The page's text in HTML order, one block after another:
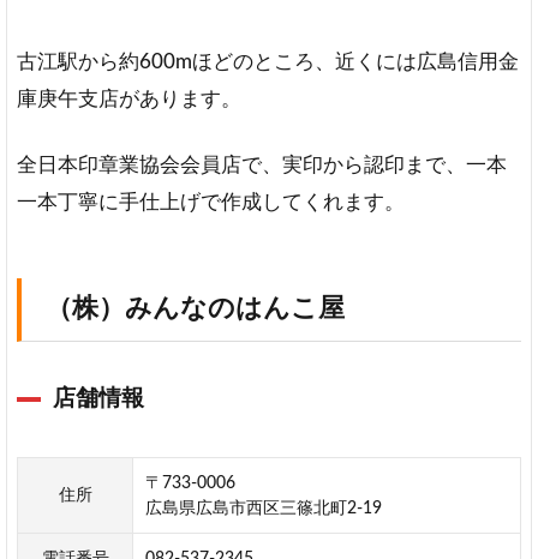
古江駅から約600mほどのところ、近くには広島信用金
庫庚午支店があります。
全日本印章業協会会員店で、実印から認印まで、一本
一本丁寧に手仕上げで作成してくれます。
（株）みんなのはんこ屋
店舗情報
住所
〒733-0006
広島県広島市西区三篠北町2-19